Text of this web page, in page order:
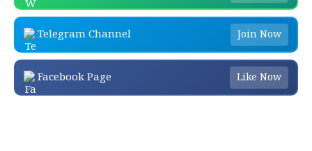
Telegram Channel Join Now
Facebook Page Like Now